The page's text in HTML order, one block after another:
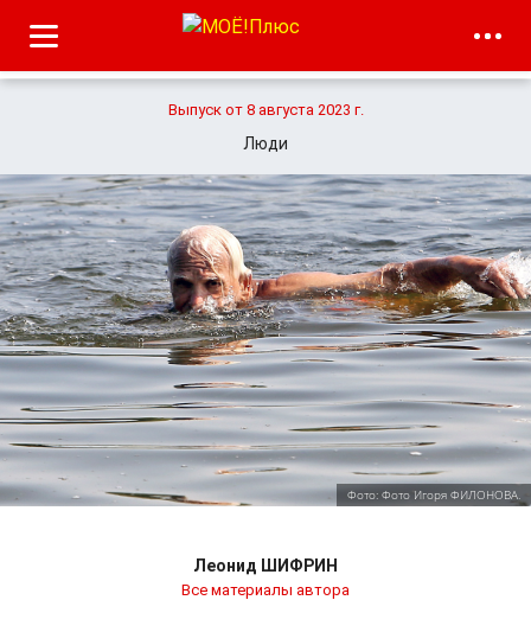
Выпуск от 8 августа 2023 г.
Люди
Фото: Фото Игоря ФИЛОНОВА.
Леонид ШИФРИН
Все материалы автора